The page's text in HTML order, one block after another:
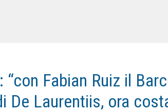
Fabian Ruiz il
De Laurentiis, ora